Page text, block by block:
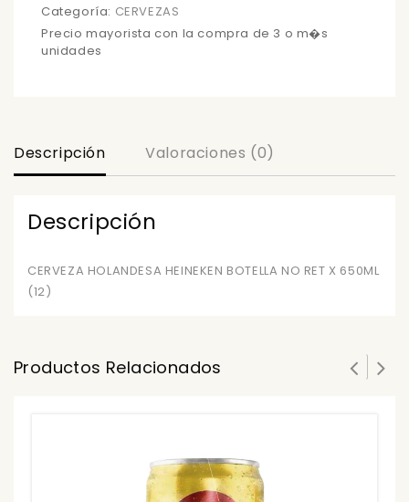
cantidad
Categoría: CERVEZAS
Precio mayorista con la compra de 3 o m�s
unidades
Descripción Valoraciones (0)
Descripción
CERVEZA HOLANDESA HEINEKEN BOTELLA NO RET X 650ML
(12)
Productos Relacionados